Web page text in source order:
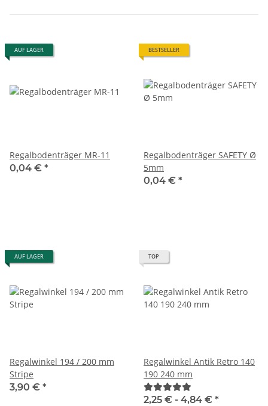
AUF LAGER
Regalbodenträger MR-11
0,04 € *
BESTSELLER
Regalbodenträger SAFETY Ø
5mm
0,04 € *
AUF LAGER
Regalwinkel 194 / 200 mm
Stripe
3,90 € *
TOP
Regalwinkel Antik Retro 140
190 240 mm
2,25 € - 4,84 € *